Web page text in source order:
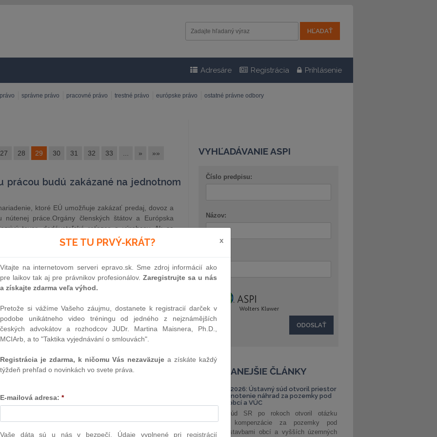
Adresáre Registrácia Prihlásenie
správne právo pracovné právo trestné právo európske právo ostatné právne odbory
27 28 29 30 31 32 33 » »»
prácou budú zakázané na jednotnom
ktoré EÚ umožňuje zakázať predaj, dovoz a
nútenej práce.Orgány členských štátov a Európska
tovar, dodávateľské reťazce a výrobcov. Ak sa
nútenej práce, už ho nebude možné predávať
3.5.2024
republike podávať žaloby na ochranu kolektívnych
že budú čeliť žalobám o značné sumy tvorené
Majú sa podnikatelia opäť obávať obdobia, kedy
občianskych združení zameraných na ochranu…
Norbert Havrila (LEGATE) 2.5.2024
ceny je apelom na advokátsku
Krivak & Co. vrátila ocenenie
VYHĽADÁVANIE ASPI
Číslo predpisu:
Názov:
NAJČÍTANEJŠIE ČLÁNKY
PLz. ÚS 1/2026: Ústavný súd otvoril priestor
na prehodnotenie náhrad za pozemky pod
stavbami obcí a VÚC
Ústavný súd SR po rokoch otvoril otázku
primeranej kompenzácie za pozemky pod
verejnými stavbami obcí a vyšších územných
STE TU PRVÝ-KRÁT? x
Vitajte na internetovom serveri epravo.sk. Sme zdroj informácií ako
pre laikov tak aj pre právnikov profesionálov. Zaregistrujte sa u nás
a získajte zdarma veľa výhod.
Pretože si vážíme Vašeho záujmu, dostanete k registracií darček v
podobe unikátneho video tréningu od jedného z nejznámějších
českých advokátov a rozhodcov JUDr. Martina Maisnera, Ph.D.,
MCIArb, a to "Taktika vyjednávání o smlouvách".
Registrácia je zdarma, k ničomu Vás nezaväzuje a získáte každý
týždeň prehľad o novinkách vo svete práva.
E-mailová adresa: *
Vaše dáta sú u nás v bezpečí. Údaje vyplnené pri registrácií